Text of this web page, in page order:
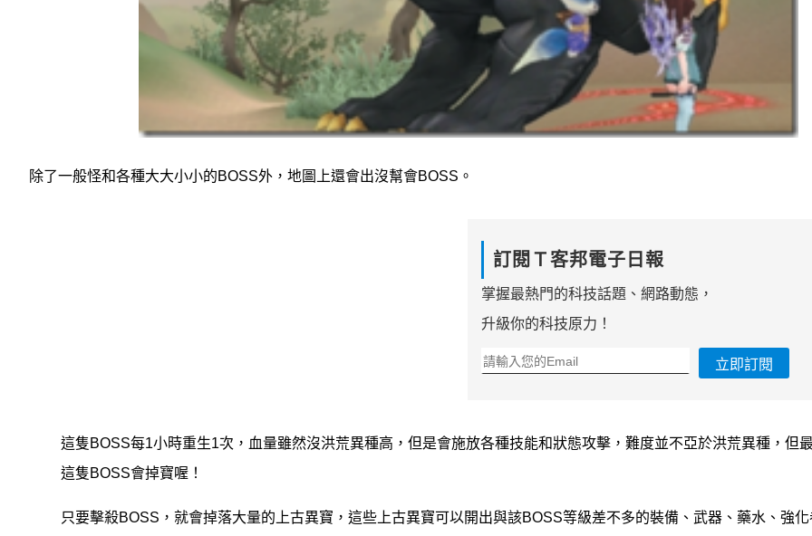
除了一般怪和各種大大小小的BOSS外，地圖上還會出沒幫會BOSS。
訂閱Ｔ客邦電子日報
掌握最熱門的科技話題、網路動態，
升級你的科技原力！
立即訂閱
這隻BOSS每1小時重生1次，血量雖然沒洪荒異種高，但是會施放各種技能和狀態攻擊，難度並不亞於洪荒異種，但
這隻BOSS會掉寶喔！
只要擊殺BOSS，就會掉落大量的上古異寶，這些上古異寶可以開出與該BOSS等級差不多的裝備、武器、藥水、強